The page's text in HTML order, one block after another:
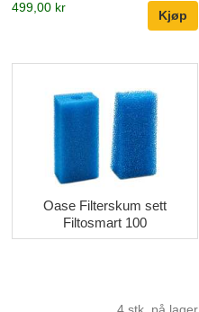
499,00 kr
Oase Filterskum sett
Filtosmart 100